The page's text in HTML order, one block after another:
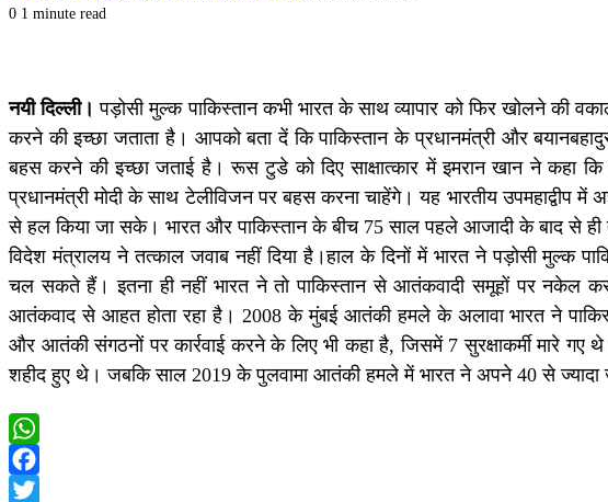
0 1 minute read
नयी दिल्ली। पड़ोसी मुल्क पाकिस्तान कभी भारत के साथ व्यापार को फिर खोलने की
करने की इच्छा जताता है। आपको बता दें कि पाकिस्तान के प्रधानमंत्री और
बहस करने की इच्छा जताई है। रूस टुडे को दिए साक्षात्कार में इमरान खान ने कहा
प्रधानमंत्री मोदी के साथ टेलीविजन पर बहस करना चाहेंगे। यह भारतीय उपमहाद्वीप
से हल किया जा सके। भारत और पाकिस्तान के बीच 75 साल पहले आजादी के बाद से ही
विदेश मंत्रालय ने तत्काल जवाब नहीं दिया है।हाल के दिनों में भारत ने पड़ोसी मुल्क
चल सकते हैं। इतना ही नहीं भारत ने तो पाकिस्तान से आतंकवादी समूहों पर नकेल
आतंकवाद से आहत होता रहा है। 2008 के मुंबई आतंकी हमले के अलावा भारत ने
और आतंकी संगठनों पर कार्रवाई करने के लिए भी कहा है, जिसमें 7 सुरक्षाकर्मी मारे
शहीद हुए थे। जबकि साल 2019 के पुलवामा आतंकी हमले में भारत ने अपने 40 से ज्यादा
WhatsApp
Facebook